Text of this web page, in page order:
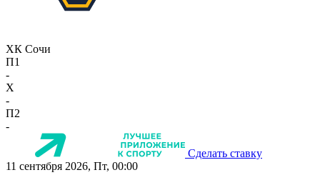
ХК Сочи
П1
-
X
-
П2
-
Сделать ставку
11 сентября 2026, Пт, 00:00